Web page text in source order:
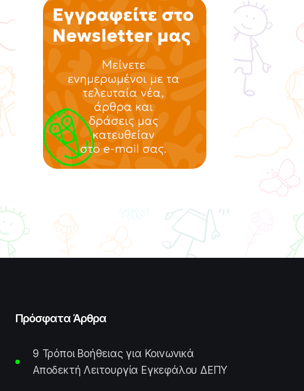
Πρόσφατα Άρθρα
9 Τρόποι Βοήθειας για Κοινωνικά
Αποδεκτή Λειτουργία Εγκεφάλου ΔΕΠΥ